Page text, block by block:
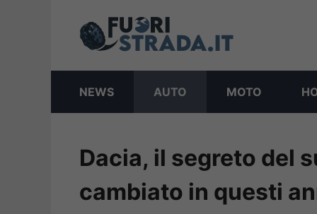
NEWS AUTO MOTO
Dacia, il segreto del
cambiato in questi